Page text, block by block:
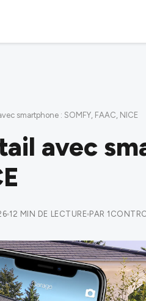
smartphone : SOMFY, FAAC, NICE
avec
12 MIN DE LECTURE PAR